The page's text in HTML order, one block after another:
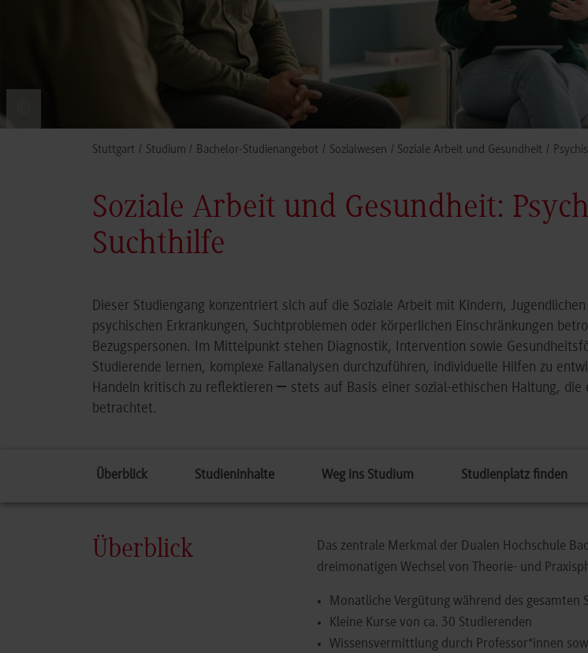
Stuttgart Studium Bachelor-Studienangebot Sozialwesen Soziale Arbeit und Gesundheit
Soziale Arbeit und Gesundheit:
Suchthilfe
Dieser Studiengang konzentriert sich auf die Soziale Arbeit mit Kindern,
psychischen Erkrankungen, Suchtproblemen oder körperlichen Einschränkungen
Bezugspersonen. Im Mittelpunkt stehen Diagnostik, Intervention sowie
Studierende lernen, komplexe Fallanalysen durchzuführen, individuelle Hilfen zu
Handeln kritisch zu reflektieren – stets auf Basis einer sozial-ethischen Haltung, die
betrachtet.
Überblick Studieninhalte Weg ins Studium Studienplatz finden
Überblick
Das zentrale Merkmal der Dualen Hochschule
dreimonatigen Wechsel von Theorie- und
Monatliche Vergütung während des gesamten
Kleine Kurse von ca. 30 Studierenden
Wissensvermittlung durch Professor*innen